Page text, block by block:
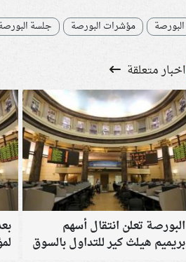
البورصة مؤشرات البورصة جلسة
اخبار متعلقة
البورصة تعلن انتقال أسهم
بريميم هيلث كير للتداول بالسوق